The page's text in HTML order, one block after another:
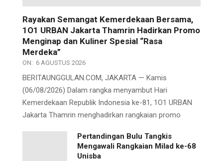
Rayakan Semangat Kemerdekaan Bersama,
1O1 URBAN Jakarta Thamrin Hadirkan Promo
Menginap dan Kuliner Spesial “Rasa
Merdeka”
ON: 6 AGUSTUS 2026
BERITAUNGGULAN.COM, JAKARTA — Kamis
(06/08/2026) Dalam rangka menyambut Hari
Kemerdekaan Republik Indonesia ke-81, 1O1 URBAN
Jakarta Thamrin menghadirkan rangkaian promo
Pertandingan Bulu Tangkis
Mengawali Rangkaian Milad ke-68
Unisba